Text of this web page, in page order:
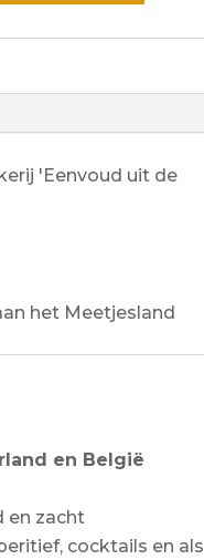
'Eenvoud uit de
het Meetjesland
en België
en zacht
cocktails en als